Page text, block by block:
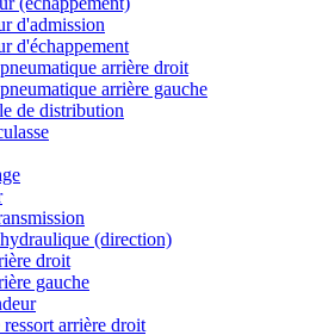
d'admission
d'échappement
arrière droit
arrière gauche
de distribution
(direction)
droit
gauche
arrière droit